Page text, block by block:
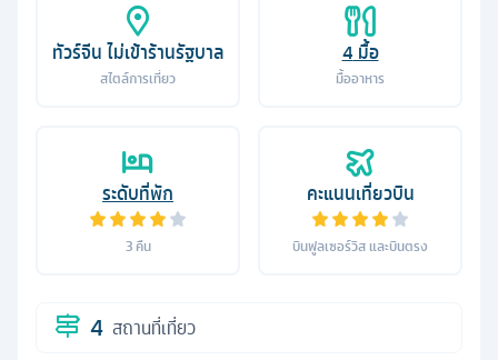
ทัวร์จีน ไม่เข้าร้านรัฐบาล
สไตล์การเที่ยว
4 มื้อ
มื้ออาหาร
ระดับที่พัก
3คืน
คะแนนเที่ยวบิน
บินฟูลเซอร์วิส และบินตรง
4 สถานที่เที่ยว